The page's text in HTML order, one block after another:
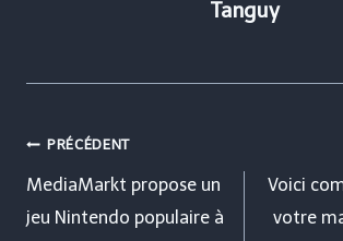
Tanguy
Navigation
de
l’article
PRÉCÉDENT
MediaMarkt propose un
jeu Nintendo populaire à
Voici
votre